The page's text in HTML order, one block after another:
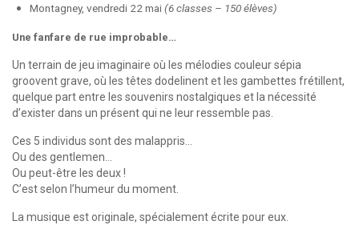
Montagney, vendredi 22 mai(6 classes – 150 élèves)
Une fanfare de rue improbable…
Un terrain de jeu imaginaire où les mélodies couleur sépia
groovent grave, où les têtes dodelinent et les gambettes frétillent,
quelque part entre les souvenirs nostalgiques et la nécessité
d’exister dans un présent qui ne leur ressemble pas.
Ces 5 individus sont des malappris…
Ou des gentlemen…
Ou peut-être les deux !
C’est selon l’humeur du moment.
La musique est originale, spécialement écrite pour eux.